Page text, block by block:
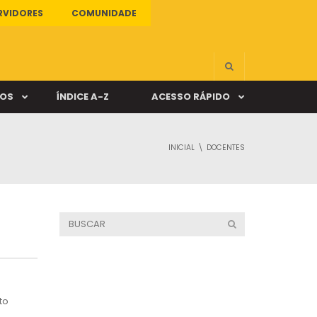
COMUNIDADE
ÍNDICE A-Z ACESSO RÁPIDO
INICIAL DOCENTES